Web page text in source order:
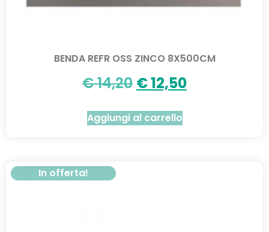
BENDA REFR OSS ZINCO 8X500CM
€14,20 €12,50
Aggiungi al carrello
In offerta!